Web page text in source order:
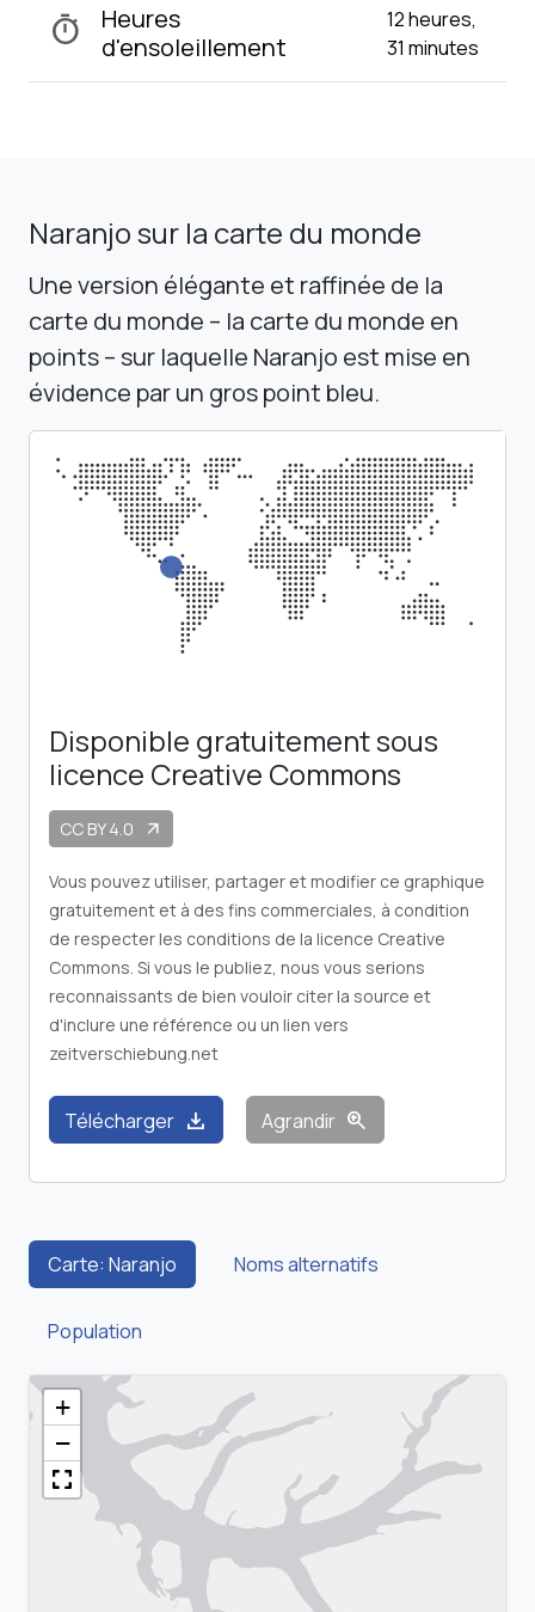
timer
Heures
d'ensoleillement
12 heures,
31 minutes
Naranjo sur la carte du monde
Une version élégante et raffinée de la
carte du monde – la carte du monde en
points – sur laquelle Naranjo est mise en
évidence par un gros point bleu.
Disponible gratuitement sous
licence Creative Commons
CC BY 4.0 arrow_outward
Vous pouvez utiliser, partager et modifier ce graphique
gratuitement et à des fins commerciales, à condition
de respecter les conditions de la licence Creative
Commons. Si vous le publiez, nous vous serions
reconnaissants de bien vouloir citer la source et
d'inclure une référence ou un lien vers
zeitverschiebung.net
Télécharger download Agrandir zoom_in
Carte: Naranjo Noms alternatifs
Population
+
−